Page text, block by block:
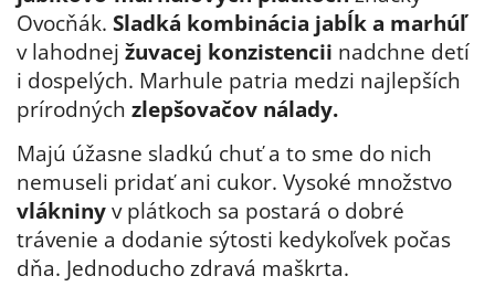
Ovocňák. Sladká kombinácia jabĺk a marhúľ
v lahodnej žuvacej konzistencii nadchne detí
i dospelých. Marhule patria medzi najlepších
prírodných zlepšovačov nálady.
Majú úžasne sladkú chuť a to sme do nich
nemuseli pridať ani cukor. Vysoké množstvo
vlákniny v plátkoch sa postará o dobré
trávenie a dodanie sýtosti kedykoľvek počas
dňa. Jednoducho zdravá maškrta.